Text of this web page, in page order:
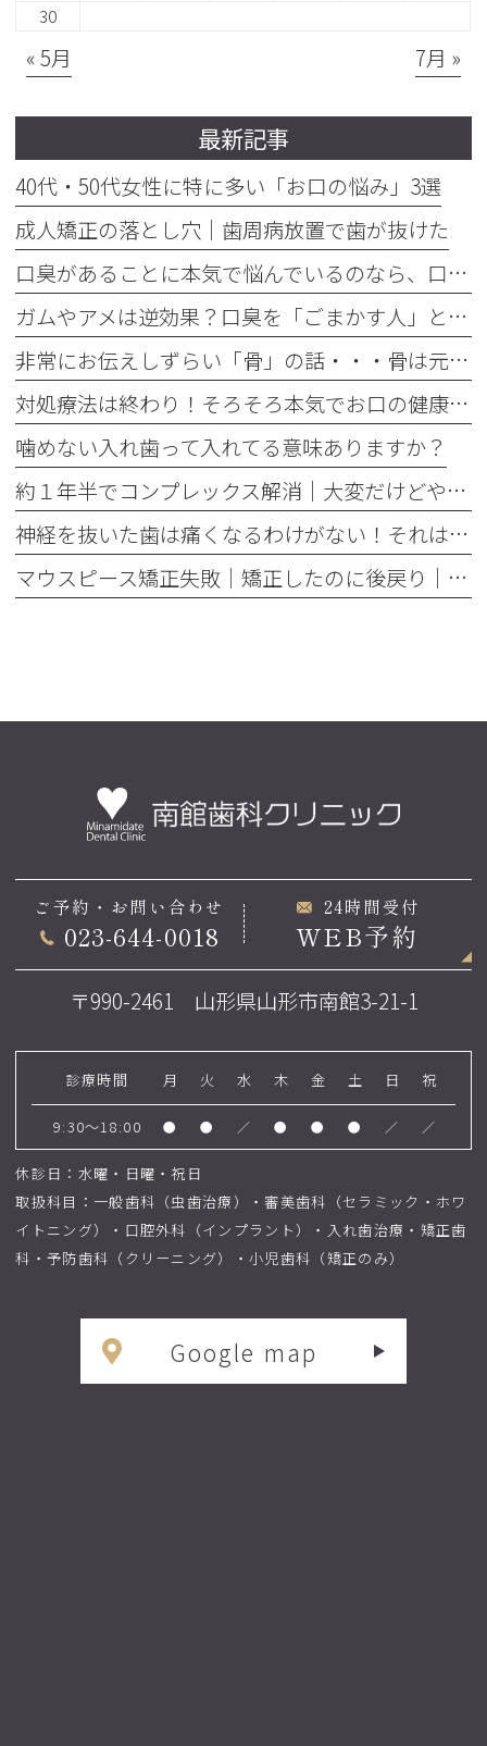
30
« 5月 7月 »
最新記事
40代・50代女性に特に多い「お口の悩み」3選
成人矯正の落とし穴｜歯周病放置で歯が抜けた
口臭があることに本気で悩んでいるのなら、口臭を本気で治そう
ガムやアメは逆効果？口臭を「ごまかす人」と「治す人」の決定的な違い
非常にお伝えしずらい「骨」の話・・・骨は元には戻せない？
対処療法は終わり！そろそろ本気でお口の健康とは何かを考えませんか
噛めない入れ歯って入れてる意味ありますか？
約１年半でコンプレックス解消｜大変だけどやって良かった歯の矯正治療
神経を抜いた歯は痛くなるわけがない！それは嘘です
マウスピース矯正失敗｜矯正したのに後戻り｜最近よく聞くけどそれってなんで？
ご予約・お問い合わせ
023-644-0018
24時間受付
WEB予約
〒990-2461 山形県山形市南館3-21-1
診療時間 月 火 水 木 金 土 日 祝
9:30～18:00 ● ● ／ ● ● ● ／ ／
休診日：水曜・日曜・祝日
取扱科目：一般歯科（虫歯治療）・審美歯科（セラミック・ホワ
イトニング）・口腔外科（インプラント）・入れ歯治療・矯正歯
科・予防歯科（クリーニング）・小児歯科（矯正のみ）
Google map